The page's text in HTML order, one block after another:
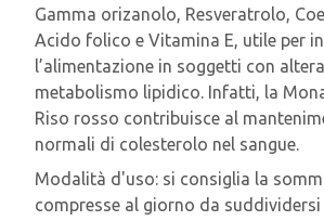
Gamma orizanolo, Resveratrolo,
Acido folico e Vitamina E, utile per
l’alimentazione in soggetti con
metabolismo lipidico. Infatti, la
Riso rosso contribuisce al
normali di colesterolo nel sangue.
Modalità d'uso: si consiglia la
compresse al giorno da